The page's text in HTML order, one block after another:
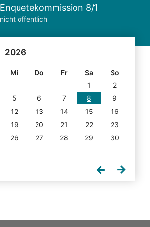
Enquetekommission 8/1
nicht öffentlich
2026
Mi Do Fr Sa
So
1
2
5 6 7 8
9
12 13 14 15
16
19 20 21 22
23
26 27 28 29
30